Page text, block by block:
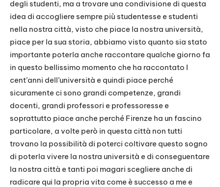
degli studenti, ma a trovare una condivisione di questa
idea di accogliere sempre più studentesse e studenti
nella nostra città, visto che piace la nostra università,
piace per la sua storia, abbiamo visto quanto sia stato
importante poterla anche raccontare qualche giorno fa
in questo bellissimo momento che ha raccontato I
cent’anni dell’università e quindi piace perché
sicuramente ci sono grandi competenze, grandi
docenti, grandi professori e professoresse e
soprattutto piace anche perché Firenze ha un fascino
particolare, a volte però in questa città non tutti
trovano la possibilità di poterci coltivare questo sogno
di poterla vivere la nostra università e di conseguentare
la nostra città e tanti poi magari scegliere anche di
radicare qui la propria vita come è successo a me e